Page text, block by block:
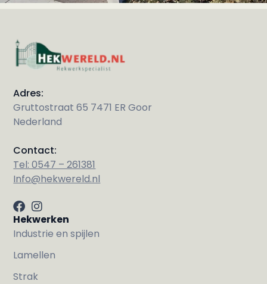
Adres:
Gruttostraat 65 7471 ER Goor
Nederland
Contact:
Tel: 0547 – 261381
Info@hekwereld.nl
Hekwerken
Industrie en spijlen
Lamellen
Strak